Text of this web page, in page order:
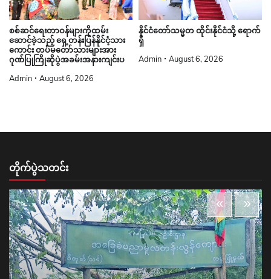
စစ်ဆင်ရေးတာဝန်များကိုထမ်း
ဆောင်ခဲ့သည့် ရှေ့တန်းပြန်နိုင်ငံ့သား
ကောင်း တပ်မတော်သားများအား
ဂုဏ်ပြုကြိုဆိုပွဲအခမ်းအနားကျင်းပ
Admin August 6, 2026
နိုင်ငံတော်သမ္မတ ထိုင်းနိုင်ငံသို့ ရောက်
ရှိ
Admin August 6, 2026
တိုက်ပွဲသတင်း